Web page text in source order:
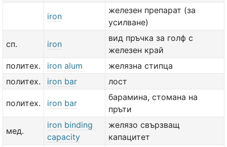
iron
железен препарат (за
усилване)
сп. iron
вид пръчка за голф с
железен край
политех.
iron alum
желязна стипца
политех.
iron bar лост
политех. iron bar
барамина, стомана на
пръти
мед.
iron binding
capacity
желязо свързващ
капацитет